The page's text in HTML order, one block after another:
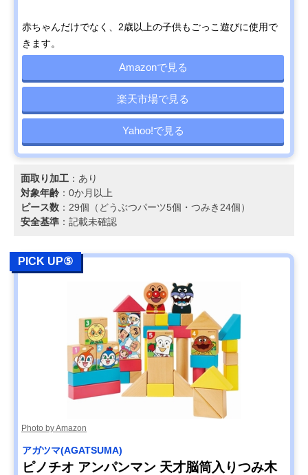
赤ちゃんだけでなく、2歳以上の子供もごっこ遊びに使用で
きます。
Amazonで見る
楽天市場で見る
Yahoo!で見る
面取り加工 ：あり
対象年齢 ：0か月以上
ピース数 ：29個（どうぶつパーツ5個・つみき24個）
安全基準 ：記載未確認
PICK UP⑤
Photo by Amazon
アガツマ(AGATSUMA)
ピノチオ アンパンマン 天才脳筒入りつみ木